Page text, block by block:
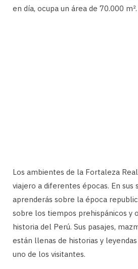
en día, ocupa un área de 70.000 m².
Los ambientes de la Fortaleza
viajero a diferentes épocas. En sus
aprenderás sobre la época
sobre los tiempos prehispánicos y
historia del Perú. Sus pasajes,
están llenas de historias y
uno de los visitantes.